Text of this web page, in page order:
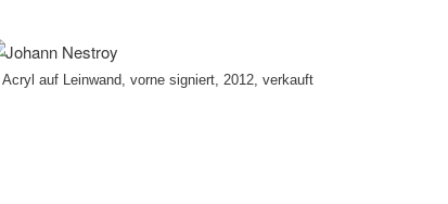
auf Leinwand, vorne signiert, 2012, verkauft